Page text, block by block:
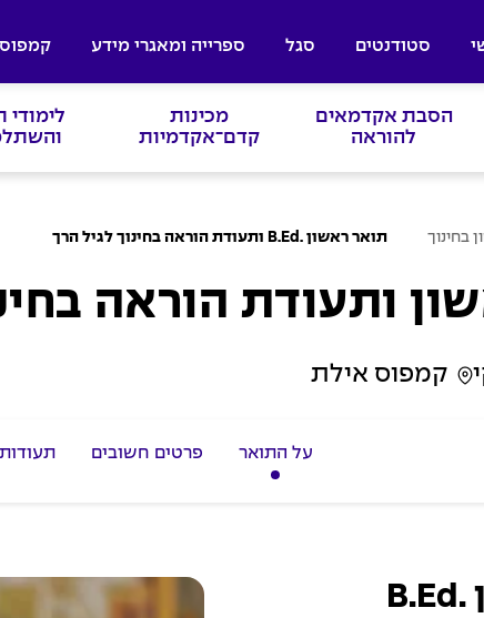
סטודנטים סגל ספרייה ומאגרי מידע
הסבת אקדמאים
להוראה
מכינות
קדם־אקדמיות
לימודי
בחינוך תואר ראשון .B.Ed ותעודת הוראה בחינוך לגיל הרך
ותעודת הוראה
קמפוס אילת
על התואר פרטים חשובים
תואר ראשון .B.Ed